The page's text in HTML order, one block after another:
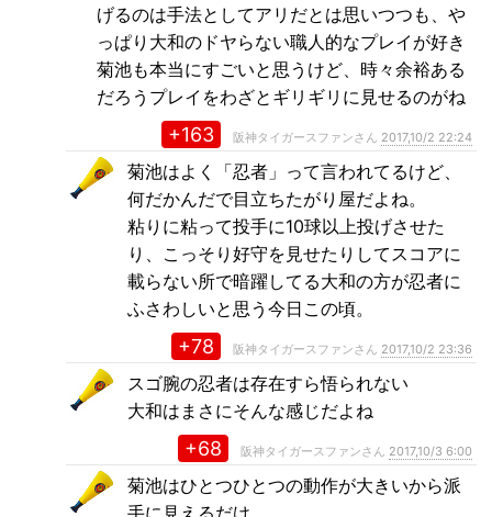
げるのは手法としてアリだとは思いつつも、や
っぱり大和のドヤらない職人的なプレイが好き
菊池も本当にすごいと思うけど、時々余裕ある
だろうプレイをわざとギリギリに見せるのがね
+163 阪神タイガースファンさん 2017,10/2 22:24
菊池はよく「忍者」って言われてるけど、
何だかんだで目立ちたがり屋だよね。
粘りに粘って投手に10球以上投げさせた
り、こっそり好守を見せたりしてスコアに
載らない所で暗躍してる大和の方が忍者に
ふさわしいと思う今日この頃。
+78 阪神タイガースファンさん 2017,10/2 23:36
スゴ腕の忍者は存在すら悟られない
大和はまさにそんな感じだよね
+68 阪神タイガースファンさん 2017,10/3 6:00
菊池はひとつひとつの動作が大きいから派